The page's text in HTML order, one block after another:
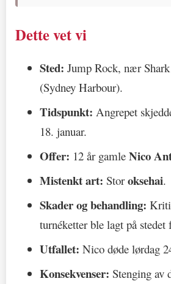
Dette vet vi
Sted: Jump Rock, nær
(Sydney Harbour).
Tidspunkt: Angrepet
18. januar.
Offer: 12 år gamle Nico
Mistenkt art: Storoksehai.
Skader og behandling:
turnéketter ble lagt på stedet
Utfallet: Nico døde lørdag
Konsekvenser: Stenging av